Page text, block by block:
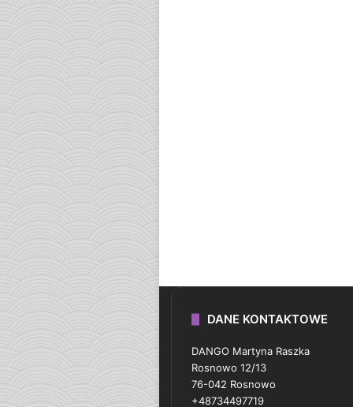
DANE KONTAKTOWE
DANGO Martyna Raszka
Rosnowo 12/13
76-042 Rosnowo
+48734497719